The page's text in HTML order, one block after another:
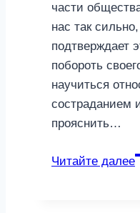
части
нас так
подтверждает
побороть
научиться
состраданием
прояснить…
Читайте далее